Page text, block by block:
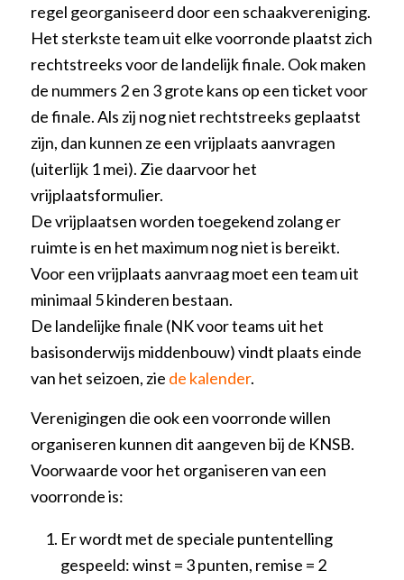
regel georganiseerd door een schaakvereniging.
Het sterkste team uit elke voorronde plaatst zich
rechtstreeks voor de landelijk finale. Ook maken
de nummers 2 en 3 grote kans op een ticket voor
de finale. Als zij nog niet rechtstreeks geplaatst
zijn, dan kunnen ze een vrijplaats aanvragen
(uiterlijk 1 mei). Zie daarvoor het
vrijplaatsformulier.
De vrijplaatsen worden toegekend zolang er
ruimte is en het maximum nog niet is bereikt.
Voor een vrijplaats aanvraag moet een team uit
minimaal 5 kinderen bestaan.
De landelijke finale (NK voor teams uit het
basisonderwijs middenbouw) vindt plaats einde
van het seizoen, zie de kalender.
Verenigingen die ook een voorronde willen
organiseren kunnen dit aangeven bij de KNSB.
Voorwaarde voor het organiseren van een
voorronde is:
Er wordt met de speciale puntentelling
gespeeld: winst = 3 punten, remise = 2